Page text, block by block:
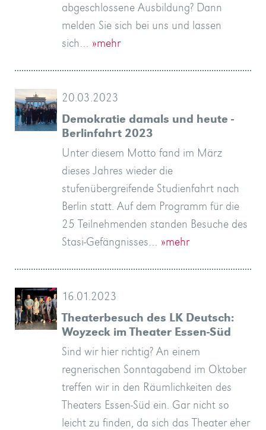
abgeschlossene Ausbildung? Dann
melden Sie sich bei uns und lassen
sich… »mehr
20.03.2023
Demokratie damals und heute -
Berlinfahrt 2023
Unter diesem Motto fand im März
dieses Jahres wieder die
stufenübergreifende Studienfahrt nach
Berlin statt. Auf dem Programm für die
25 Teilnehmenden standen Besuche des
Stasi-Gefängnisses… »mehr
16.01.2023
Theaterbesuch des LK Deutsch:
Woyzeck im Theater Essen-Süd
Sind wir hier richtig? An einem
regnerischen Sonntagabend im Oktober
treffen wir in den Räumlichkeiten des
Theaters Essen-Süd ein. Gar nicht so
leicht zu finden, da sich das Theater eher